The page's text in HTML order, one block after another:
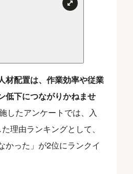
材配置は、作業効率や従業
低下につながりかねませ
したアンケートでは、入
理由ランキングとして、
かった」が2位にランクイ